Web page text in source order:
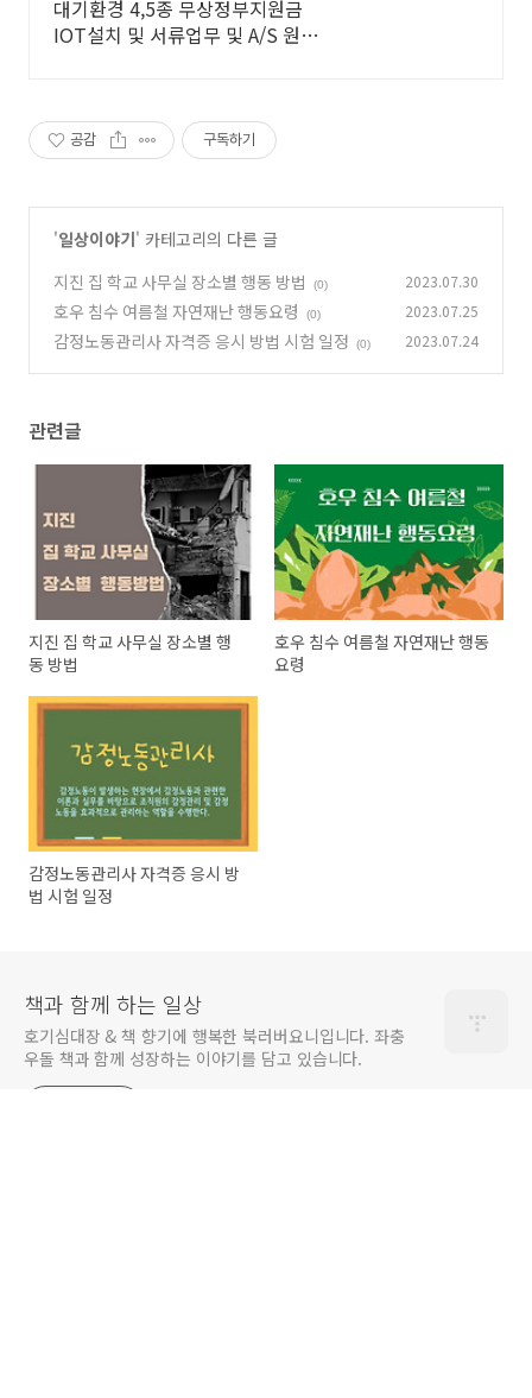
대기환경 4,5종 무상정부지원금
IOT설치 및 서류업무 및 A/S 원스톱
공감 구독하기
'일상이야기' 카테고리의 다른 글
지진 집 학교 사무실 장소별 행동 방법
(0) 2023.07.30
호우 침수 여름철 자연재난 행동요령 (0) 2023.07.25
감정노동관리사 자격증 응시 방법 시험 일정 (0) 2023.07.24
관련글
지진 집 학교 사무실 장소별 행
동 방법
호우 침수 여름철 자연재난 행동
요령
감정노동관리사 자격증 응시 방
법 시험 일정
책과 함께 하는 일상
호기심대장 & 책 향기에 행복한 북러버요니입니다. 좌충
우돌 책과 함께 성장하는 이야기를 담고 있습니다.